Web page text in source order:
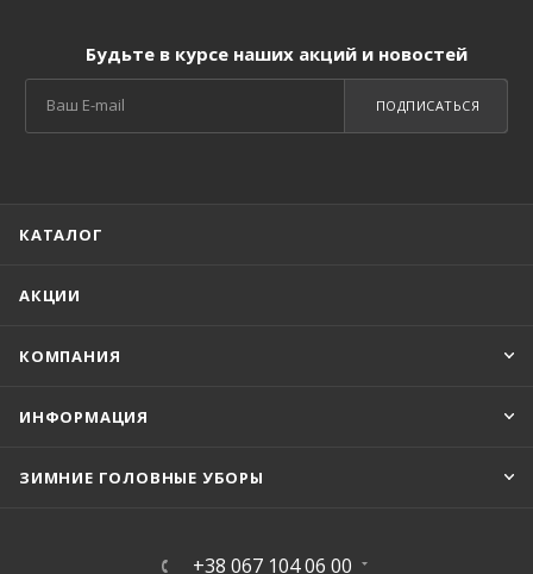
Будьте в курсе наших акций и новостей
ПОДПИСАТЬСЯ
КАТАЛОГ
АКЦИИ
КОМПАНИЯ
ИНФОРМАЦИЯ
ЗИМНИЕ ГОЛОВНЫЕ УБОРЫ
+38 067 104 06 00